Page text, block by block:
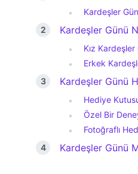
Kardeşler
Kardeşler Günü
Kız
Erkek
Kardeşler Günü
Hediye
Özel Bir
Fotoğraflı
Kardeşler Günü